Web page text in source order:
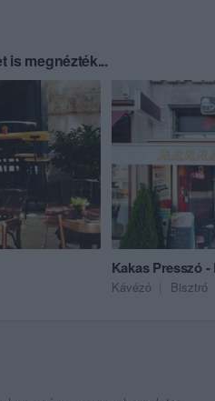
is megnézték...
Kakas Presszó -
Kávézó Bisztró